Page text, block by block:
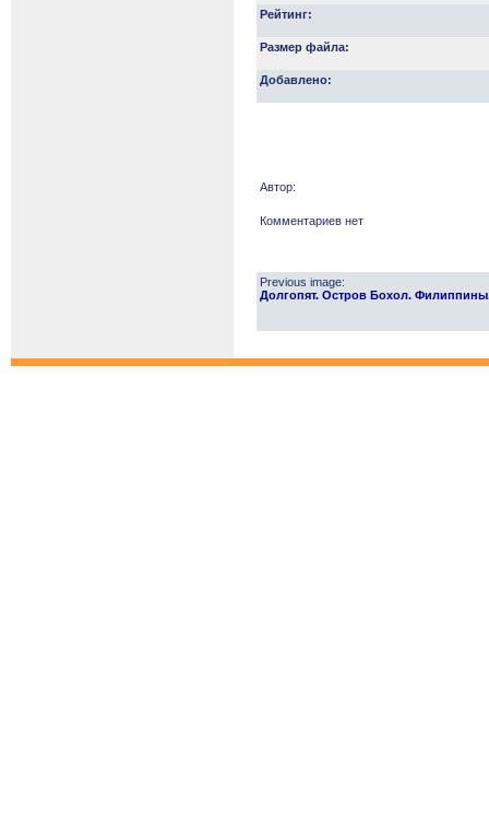
Рейтинг:
Размер файла:
Добавлено:
Автор:
Комментариев нет
Previous image:
Долгопят. Остров Бохол.